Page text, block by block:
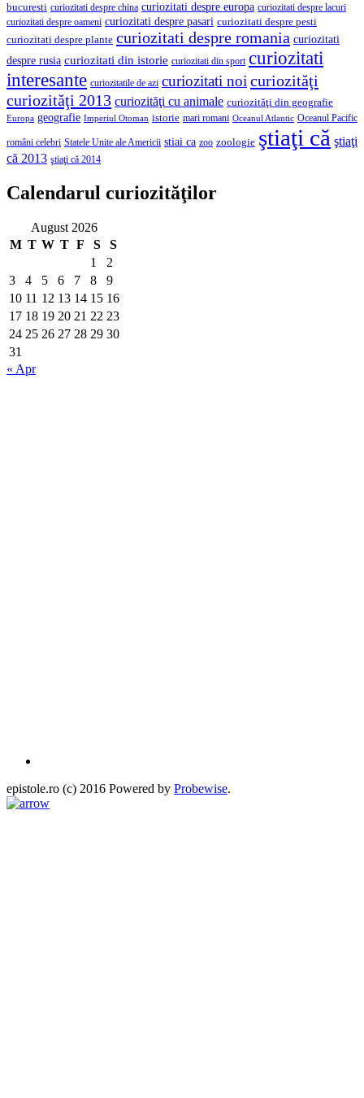
bucuresti curiozitati despre china curiozitati despre europa curiozitati despre lacuri
curiozitati despre oameni curiozitati despre pasari curiozitati despre pesti
curiozitati despre plante curiozitati despre romania curiozitati
despre rusia curiozitati din istorie curiozitati din sport curiozitati
interesante curiozitatile de azi curiozitati noicuriozităţi
curiozităţi 2013 curiozităţi cu animale curiozităţi din geografie
Europa geografie Imperiul Otoman istorie mari romani Oceanul Atlantic Oceanul Pacific
români celebri Statele Unite ale Americii stiai ca zoo zoologie ştiaţi că ştiaţi
că 2013 ştiaţi că 2014
Calendarul curiozităţilor
August 2026
M T W T F S
S
1
2
3
4 5 6 7 8
9
10 11 12 13 14 15 16
17 18 19 20 21 22 23
24 25 26 27 28 29 30
31
« Apr
epistole.ro (c) 2016 Powered by Probewise.